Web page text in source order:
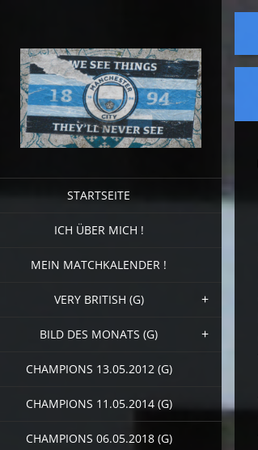
STARTSEITE
ICH ÜBER MICH !
MEIN MATCHKALENDER !
VERY BRITISH (G)
BILD DES MONATS (G)
CHAMPIONS 13.05.2012 (G)
CHAMPIONS 11.05.2014 (G)
CHAMPIONS 06.05.2018 (G)